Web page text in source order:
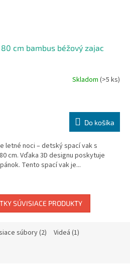
cm bambus béžový zajac
Skladom (>5 ks)
Do košíka
letné noci – detský spací vak s
cm. Vďaka 3D designu poskytuje
Tento spací vak je...
SÚVISIACE PRODUKTY
súbory (2) Videá (1)